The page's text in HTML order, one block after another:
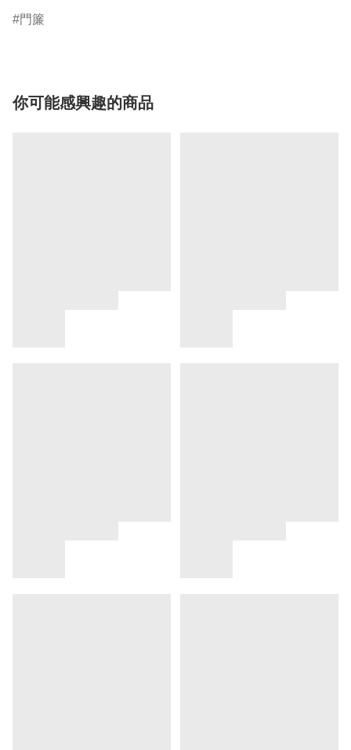
門簾
你可能感興趣的商品